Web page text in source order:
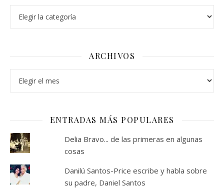
ARCHIVOS
ENTRADAS MÁS POPULARES
Delia Bravo... de las primeras en algunas
cosas
Danilú Santos-Price escribe y habla sobre
su padre, Daniel Santos